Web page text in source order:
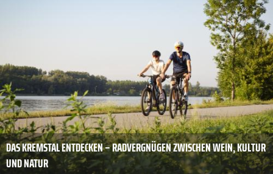
DAS KREMSTAL ENTDECKEN – RADVERGNÜGEN ZWISCHEN WEIN, KULTUR
UND NATUR